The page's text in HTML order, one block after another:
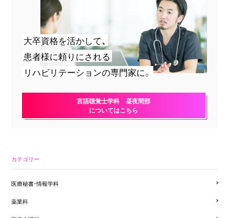
大卒資格を活かして、
患者様に頼りにされる
リハビリテーションの専門家に。
言語聴覚士学科 昼夜間部
についてはこちら
カテゴリー
医療秘書・情報学科
薬業科